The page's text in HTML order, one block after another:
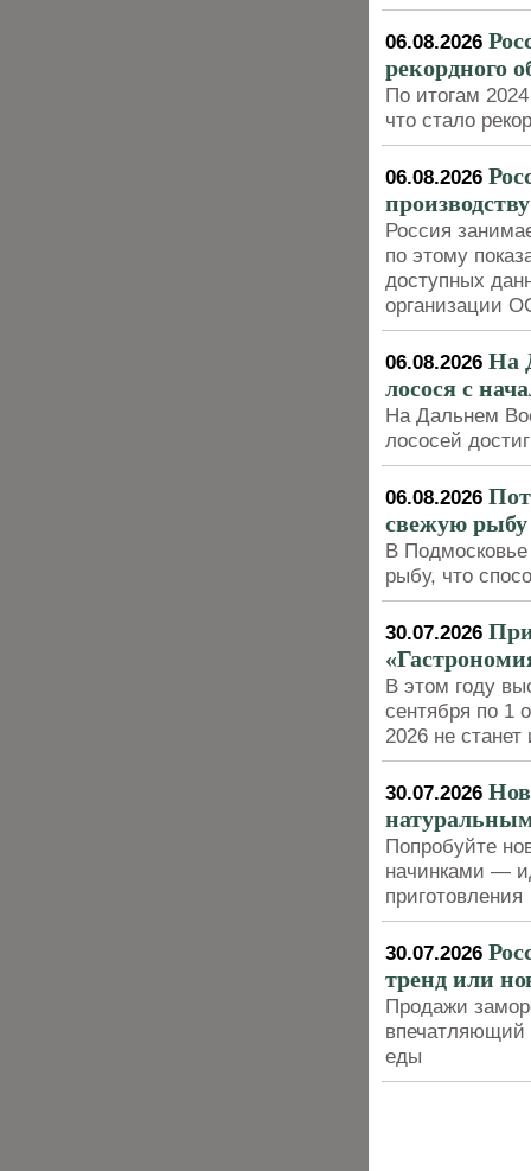
06.08.2026
рекордного
По итогам
что стало
06.08.2026
Россия
по этому
доступных
организации
06.08.2026 На
лосося с
На Дальнем
лососей
06.08.2026
свежую рыбу
В
рыбу, что
30.07.2026
В этом году
сентября по 1
2026 не
30.07.2026
Попробуйте
начинками —
приготовления
30.07.2026
тренд или
Продажи
впечатляющий
еды